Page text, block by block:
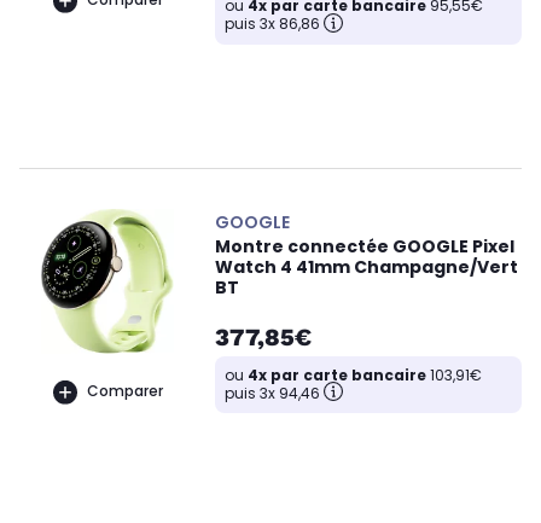
ou 4x par carte bancaire 95,55€
puis 3x 86,86
Comparer
GOOGLE
Montre connectée GOOGLE Pixel
Watch 4 41mm Champagne/Vert
BT
377,85€
ou 4x par carte bancaire103,91€
puis 3x 94,46